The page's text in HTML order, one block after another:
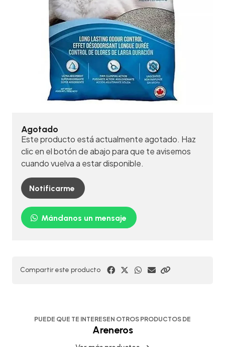
Agotado
Este producto está actualmente agotado. Haz
clic en el botón de abajo para que te avisemos
cuando vuelva a estar disponible.
Notificarme
Mándanos un mensaje
Compartir este producto
PUEDE QUE TE INTERESEN OTROS PRODUCTOS DE
Areneros